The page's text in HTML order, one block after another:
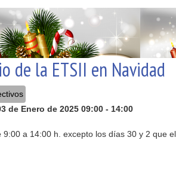
de la ETSII en Navidad
de Enero de 2025 09:00 - 14:00
9:00 a 14:00 h. excepto los días 30 y 2 que